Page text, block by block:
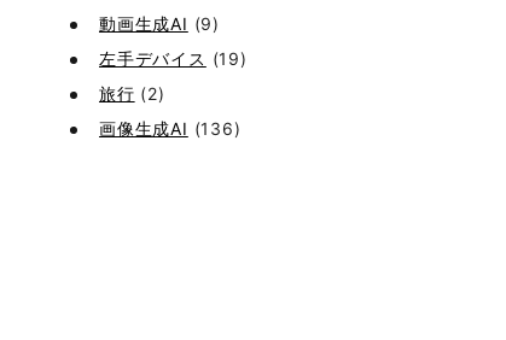
動画生成AI (9)
左手デバイス (19)
旅行 (2)
画像生成AI (136)